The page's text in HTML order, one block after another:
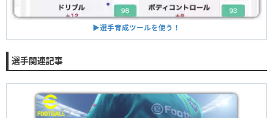
▶︎選手育成ツールを使う！
選手関連記事